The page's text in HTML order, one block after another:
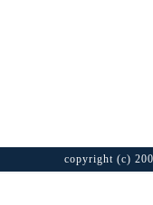
copyright (c)